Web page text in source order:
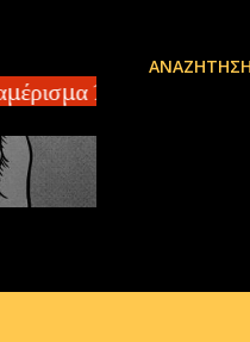
τ.μ
ΑΝΑΖΉΤΗΣΗ